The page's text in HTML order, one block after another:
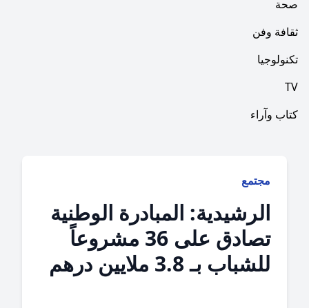
المبادرة الوطنية
تصادق على 36 مشروعاً
بـ 3.8 ملايين درهم